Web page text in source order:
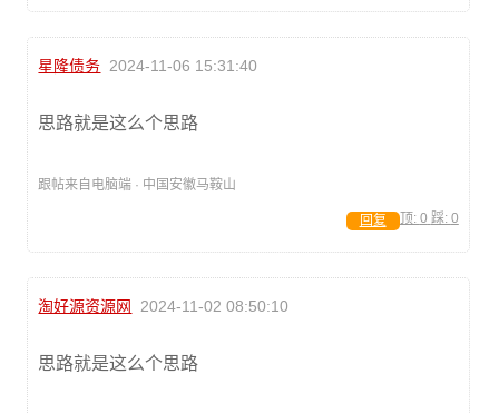
星隆债务 2024-11-06 15:31:40
思路就是这么个思路
跟帖来自电脑端 · 中国安徽马鞍山
顶: 0 踩: 0
回复
淘好源资源网 2024-11-02 08:50:10
思路就是这么个思路